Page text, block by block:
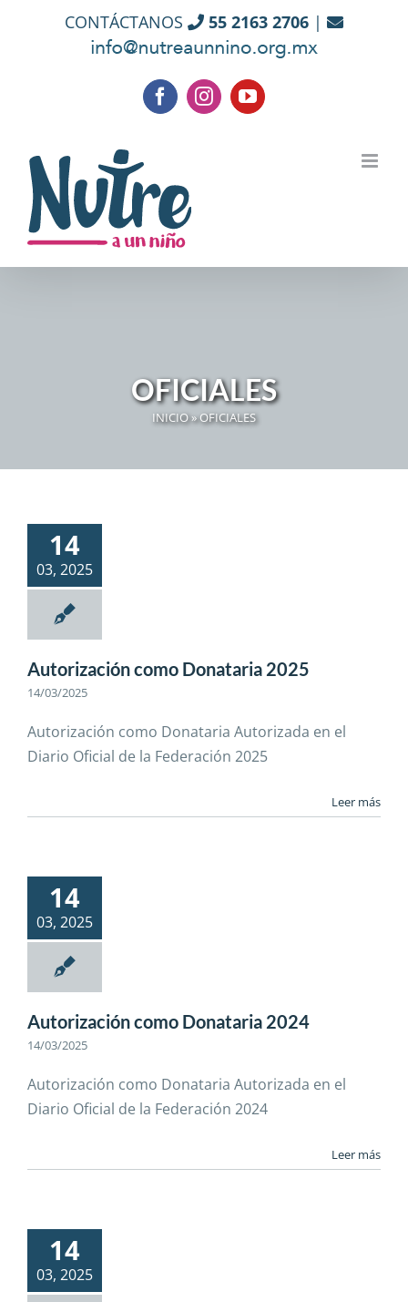
CONTÁCTANOS 55 2163 2706 |
FacebookInstagramYouTube
OFICIALES
INICIO»OFICIALES
14
03, 2025
Autorización como Donataria 2025
14/03/2025
Autorización como Donataria Autorizada en el
Diario Oficial de la Federación 2025
Leer más
14
03, 2025
Autorización como Donataria 2024
14/03/2025
Autorización como Donataria Autorizada en el
Diario Oficial de la Federación 2024
Leer más
14
03, 2025